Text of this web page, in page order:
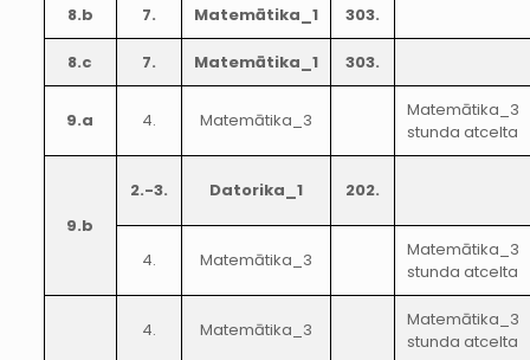
8.b 7. Matemātika_1 303.
8.c 7. Matemātika_1 303.
9.a 4. Matemātika_3
Matemātika_3
stunda atcelta
9.b
2.-3. Datorika_1 202.
4. Matemātika_3
Matemātika_3
stunda atcelta
4. Matemātika_3
Matemātika_3
stunda atcelta